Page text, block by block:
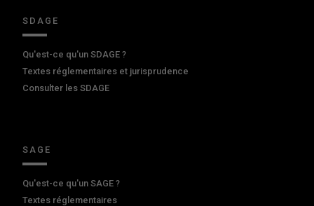
SDAGE
Qu'est-ce qu'un SDAGE ?
Textes réglementaires et jurisprudence
Consulter les SDAGE
SAGE
Qu'est-ce qu'un SAGE ?
Textes réglementaires